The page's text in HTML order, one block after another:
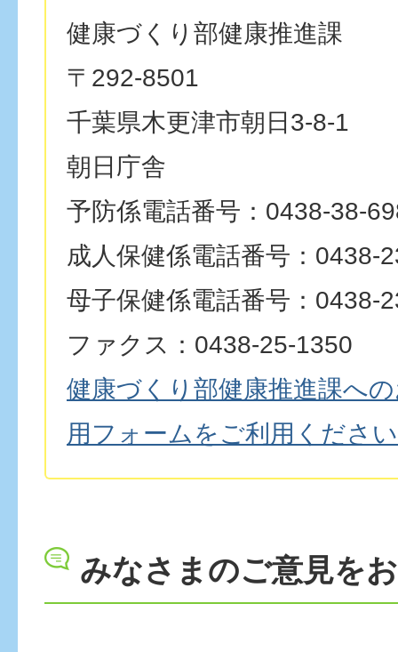
健康づくり部健康推進課
〒292-8501
千葉県木更津市朝日3-8-1
朝日庁舎
予防係電話番号：0438-38-
成人保健係電話番号：0438-
母子保健係電話番号：0438-
ファクス：0438-25-1350
健康づくり部健康推進課へ
用フォームをご利用くださ
みなさまのご意見を